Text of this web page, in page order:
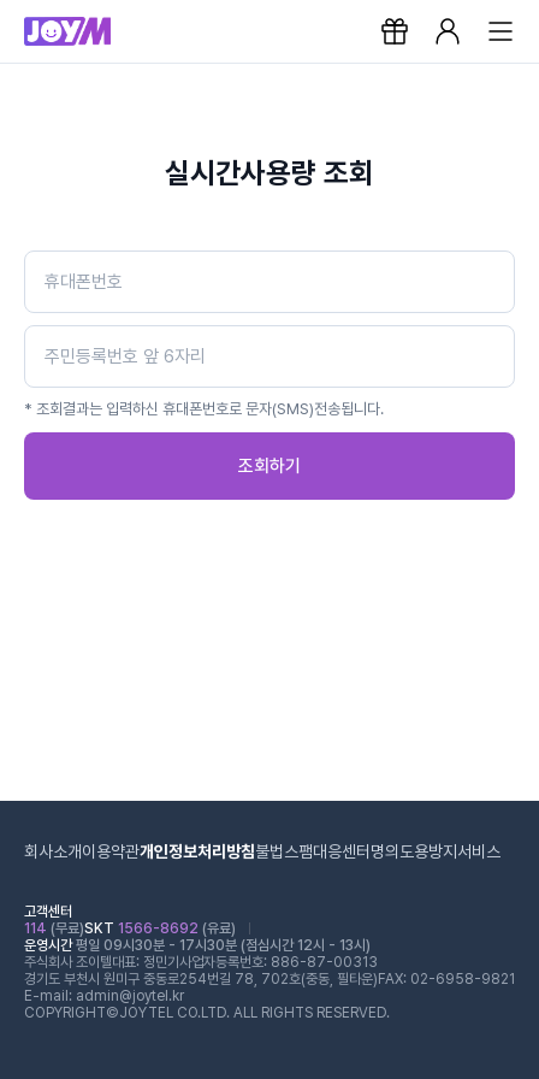
실시간사용량 조회
* 조회결과는 입력하신 휴대폰번호로 문자(SMS)전송됩니다.
조회하기
회사소개이용약관개인정보처리방침불법스팸대응센터 명의도용방지서비스
고객센터
114 (무료)SKT 1566-8692 (유료)
운영시간평일 09시30분 - 17시30분 (점심시간 12시 - 13시)
주식회사 조이텔대표: 정민기 사업자등록번호: 886-87-00313
경기도 부천시 원미구 중동로254번길 78, 702호(중동, 필타운) FAX: 02-6958-9821
E-mail: admin@joytel.kr
COPYRIGHT©JOYTEL CO.LTD. ALL RIGHTS RESERVED.